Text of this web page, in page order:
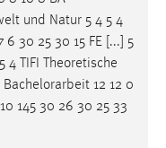
3 5
8 10 8 BA
und Natur 5 4 5 4
30 25 30 15 FE [...] 5
TIFI Theoretische